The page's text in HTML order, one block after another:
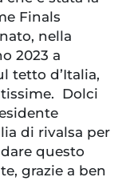
Finals
nella
2023 a
tetto d’Italia,
Dolci
di rivalsa per
questo
grazie a ben